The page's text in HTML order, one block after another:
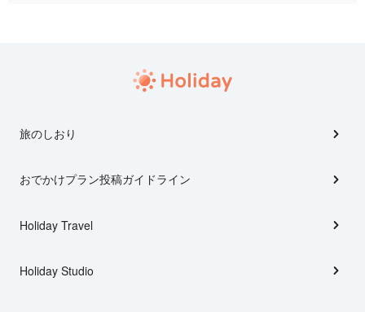
旅のしおり
おでかけプラン投稿ガイドライン
Holiday Travel
Holiday Studio